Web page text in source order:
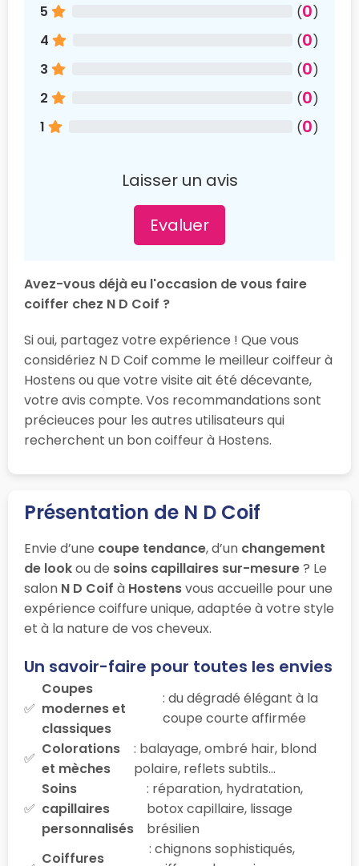
5 (0)
4
(0)
3
(0)
2
(0)
1
(0)
Laisser un avis
Evaluer
Avez-vous déjà eu l'occasion de vous faire
coiffer chez N D Coif ?
Si oui, partagez votre expérience ! Que vous
considériez N D Coif comme le meilleur coiffeur à
Hostens ou que votre visite ait été décevante,
votre avis compte. Vos recommandations sont
précieuces pour les autres utilisateurs qui
recherchent un bon coiffeur à Hostens.
Présentation de N D Coif
Envie d’une coupe tendance, d’un changement
de lookou de soins capillaires sur-mesure? Le
salon N D Coif à Hostensvous accueille pour une
expérience coiffure unique, adaptée à votre style
et à la nature de vos cheveux.
Un savoir-faire pour toutes les envies
Coupes
modernes et
classiques
: du dégradé élégant à la
coupe courte affirmée
Colorations
et mèches
: balayage, ombré hair, blond
polaire, reflets subtils…
Soins
capillaires
personnalisés
: réparation, hydratation,
botox capillaire, lissage
brésilien
Coiffures
: chignons sophistiqués,